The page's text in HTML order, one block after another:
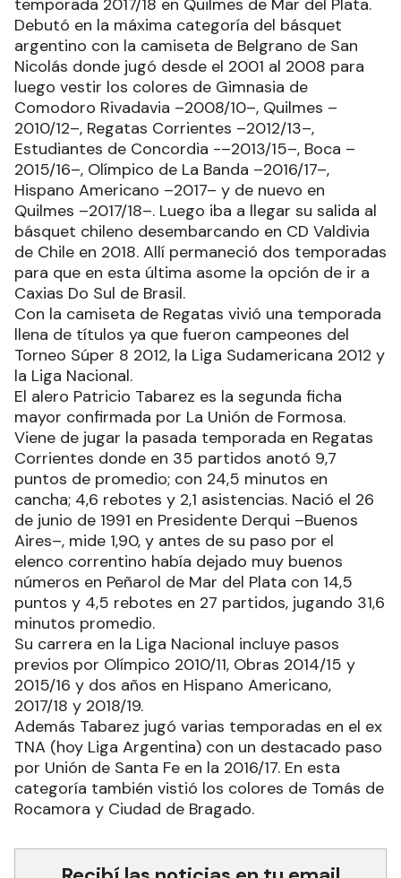
Debutó en la máxima categoría del básquet
argentino con la camiseta de Belgrano de San
Nicolás donde jugó desde el 2001 al 2008 para
luego vestir los colores de Gimnasia de
Comodoro Rivadavia –2008/10–, Quilmes –
2010/12–, Regatas Corrientes –2012/13–,
Estudiantes de Concordia -–2013/15–, Boca –
2015/16–, Olímpico de La Banda –2016/17–,
Hispano Americano –2017– y de nuevo en
Quilmes –2017/18–. Luego iba a llegar su salida al
básquet chileno desembarcando en CD Valdivia
de Chile en 2018. Allí permaneció dos temporadas
para que en esta última asome la opción de ir a
Caxias Do Sul de Brasil.
Con la camiseta de Regatas vivió una temporada
llena de títulos ya que fueron campeones del
Torneo Súper 8 2012, la Liga Sudamericana 2012 y
la Liga Nacional.
El alero Patricio Tabarez es la segunda ficha
mayor confirmada por La Unión de Formosa.
Viene de jugar la pasada temporada en Regatas
Corrientes donde en 35 partidos anotó 9,7
puntos de promedio; con 24,5 minutos en
cancha; 4,6 rebotes y 2,1 asistencias. Nació el 26
de junio de 1991 en Presidente Derqui –Buenos
Aires–, mide 1,90, y antes de su paso por el
elenco correntino había dejado muy buenos
números en Peñarol de Mar del Plata con 14,5
puntos y 4,5 rebotes en 27 partidos, jugando 31,6
minutos promedio.
Su carrera en la Liga Nacional incluye pasos
previos por Olímpico 2010/11, Obras 2014/15 y
2015/16 y dos años en Hispano Americano,
2017/18 y 2018/19.
Además Tabarez jugó varias temporadas en el ex
TNA (hoy Liga Argentina) con un destacado paso
por Unión de Santa Fe en la 2016/17. En esta
categoría también vistió los colores de Tomás de
Rocamora y Ciudad de Bragado.